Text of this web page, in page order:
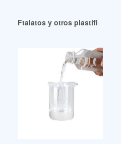
Ftalatos y otros